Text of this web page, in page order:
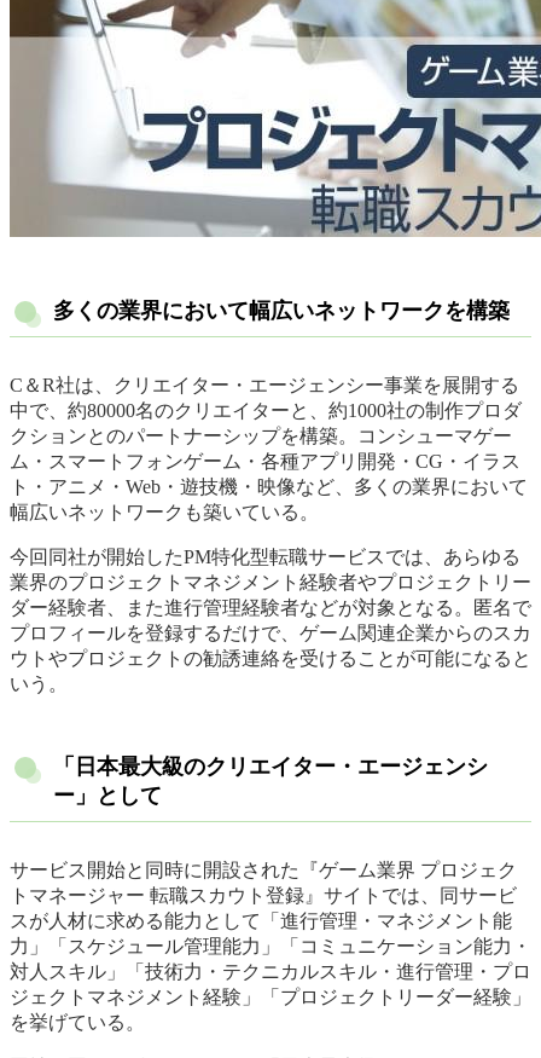
多くの業界において幅広いネットワークを構築
C＆R社は、クリエイター・エージェンシー事業を展開する
中で、約80000名のクリエイターと、約1000社の制作プロダ
クションとのパートナーシップを構築。コンシューマゲー
ム・スマートフォンゲーム・各種アプリ開発・CG・イラス
ト・アニメ・Web・遊技機・映像など、多くの業界において
幅広いネットワークも築いている。
今回同社が開始したPM特化型転職サービスでは、あらゆる
業界のプロジェクトマネジメント経験者やプロジェクトリー
ダー経験者、また進行管理経験者などが対象となる。匿名で
プロフィールを登録するだけで、ゲーム関連企業からのスカ
ウトやプロジェクトの勧誘連絡を受けることが可能になると
いう。
「日本最大級のクリエイター・エージェンシ
ー」として
サービス開始と同時に開設された『ゲーム業界 プロジェク
トマネージャー 転職スカウト登録』サイトでは、同サービ
スが人材に求める能力として「進行管理・マネジメント能
力」「スケジュール管理能力」「コミュニケーション能力・
対人スキル」「技術力・テクニカルスキル・進行管理・プロ
ジェクトマネジメント経験」「プロジェクトリーダー経験」
を挙げている。